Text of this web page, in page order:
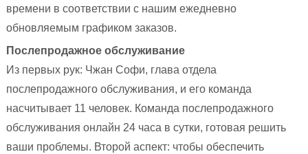
времени в соответствии с нашим ежедневно
обновляемым графиком заказов.
Послепродажное обслуживание
Из первых рук: Чжан Софи, глава отдела
послепродажного обслуживания, и его команда
насчитывает 11 человек. Команда послепродажного
обслуживания онлайн 24 часа в сутки, готовая решить
ваши проблемы. Второй аспект: чтобы обеспечить